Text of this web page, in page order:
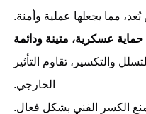
مما يجعلها عملية وأمنة.
والتكسير، تقاوم التأثير
الخارجي.
الكسر الفني بشكل فعال.